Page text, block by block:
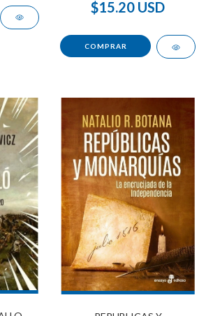
$15.20 USD